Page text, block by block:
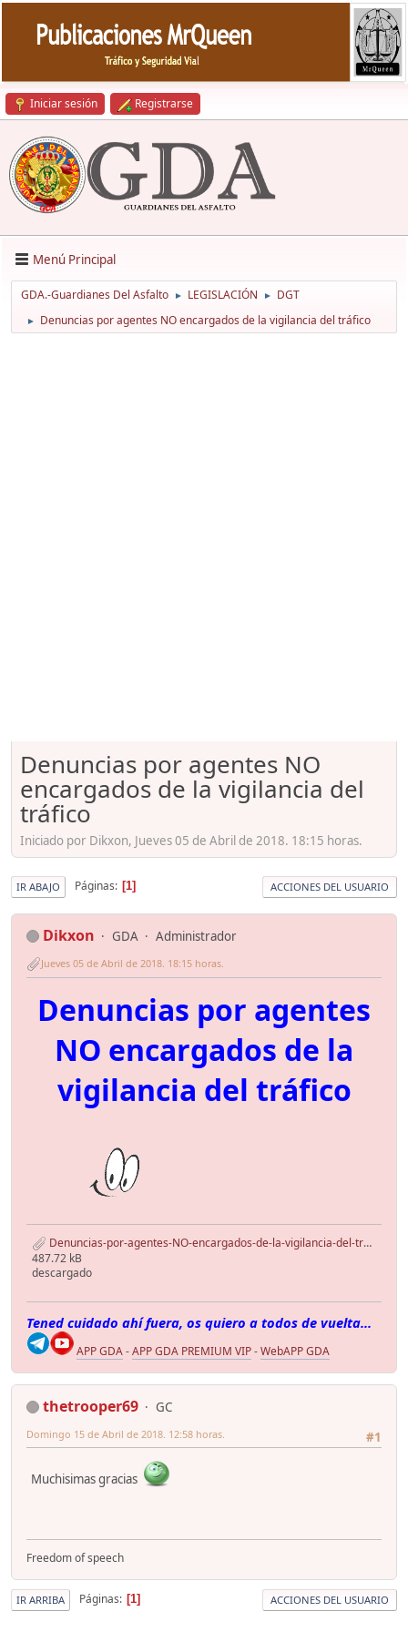
Iniciar sesión Registrarse
Menú Principal
GDA.-Guardianes Del Asfalto ► LEGISLACIÓN ► DGT
► Denuncias por agentes NO encargados de la vigilancia del tráfico
Denuncias por agentes NO
encargados de la vigilancia del
tráfico
Iniciado por Dikxon, Jueves 05 de Abril de 2018. 18:15 horas.
IR ABAJO Páginas 1 ACCIONES DEL USUARIO
Dikxon GDA Administrador
Jueves 05 de Abril de 2018. 18:15 horas.
Denuncias por agentes
NO encargados de la
vigilancia del tráfico
Denuncias-por-agentes-NO-encargados-de-la-vigilancia-del-tráfico.pdf
487.72 kB
descargado
Tened cuidado ahí fuera, os quiero a todos de vuelta...
APP GDA-APP GDA PREMIUM VIP-WebAPP GDA
thetrooper69
GC
#1
Domingo 15 de Abril de 2018. 12:58 horas.
Muchisimas gracias
Freedom of speech
IR ARRIBA Páginas 1 ACCIONES DEL USUARIO